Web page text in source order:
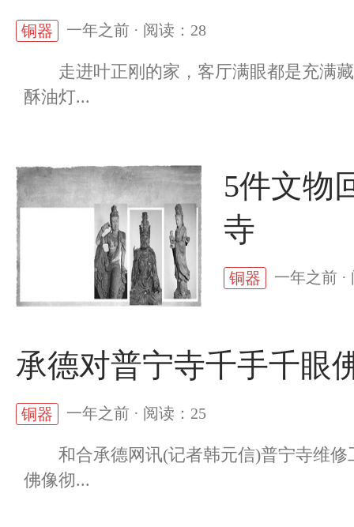
铜器 一年之前 · 阅读：28
走进叶正刚的家，客厅满眼都是充满藏
酥油灯...
5件文物
寺
铜器 一年之前 ·
承德对普宁寺千手千眼
铜器 一年之前 · 阅读：25
和合承德网讯(记者韩元信)普宁寺维修
佛像彻...